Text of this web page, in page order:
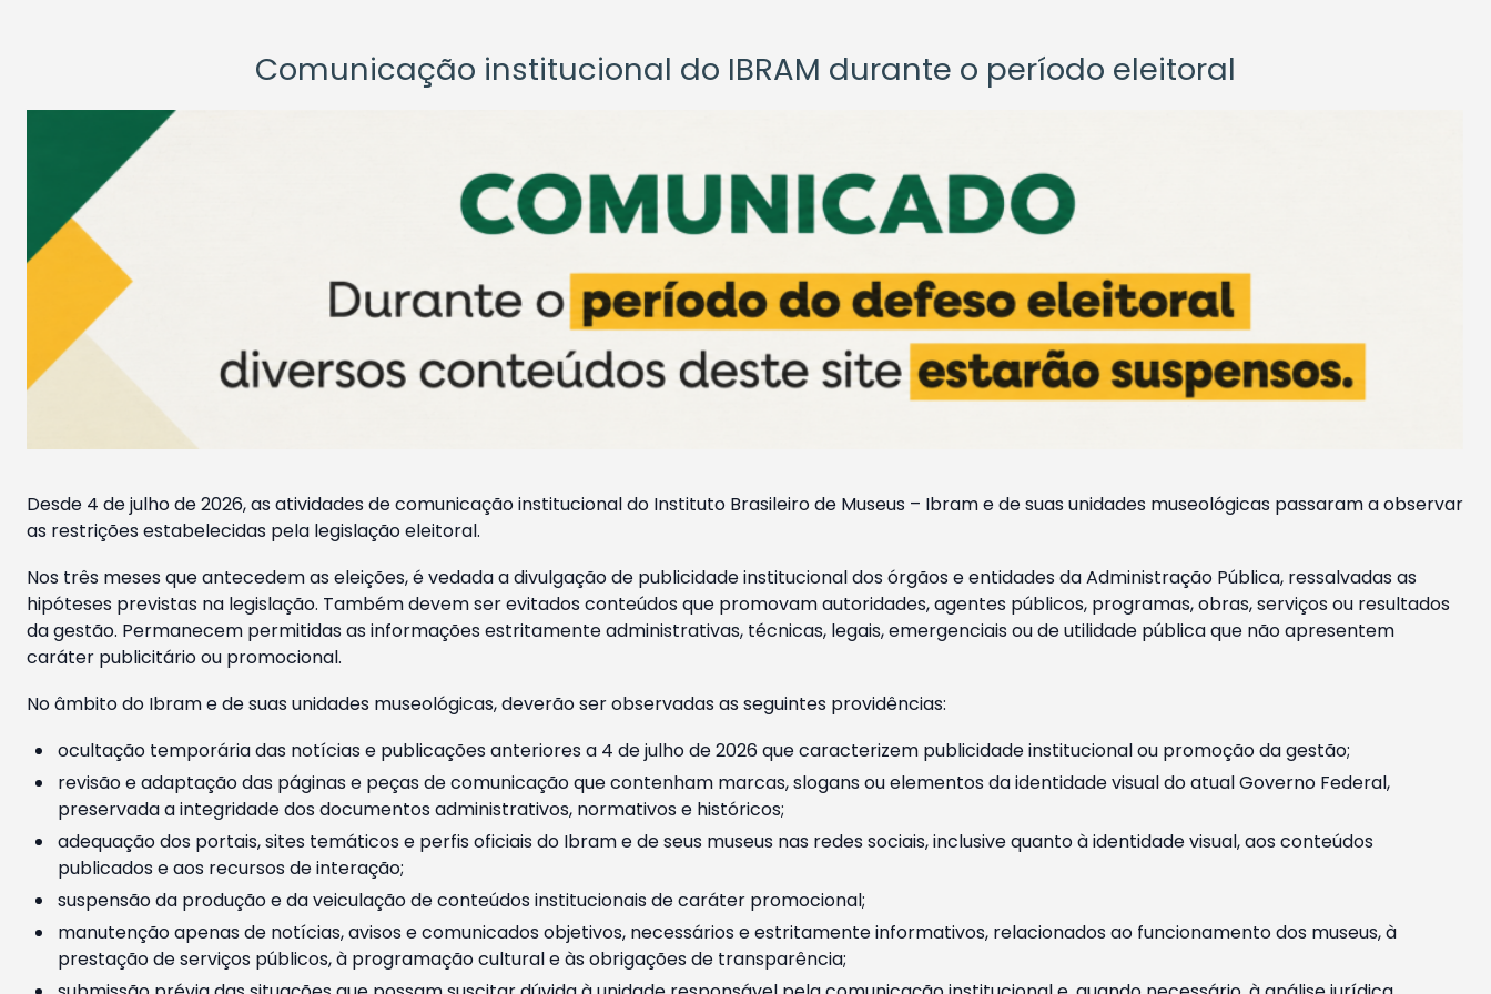
Comunicação institucional do IBRAM durante o período eleitoral
Desde 4 de julho de 2026, as atividades de comunicação institucional do Instituto Brasileiro de Museus – Ibram e de suas unidades museológicas passaram a observar
as restrições estabelecidas pela legislação eleitoral.
Nos três meses que antecedem as eleições, é vedada a divulgação de publicidade institucional dos órgãos e entidades da Administração Pública, ressalvadas as
hipóteses previstas na legislação. Também devem ser evitados conteúdos que promovam autoridades, agentes públicos, programas, obras, serviços ou resultados
da gestão. Permanecem permitidas as informações estritamente administrativas, técnicas, legais, emergenciais ou de utilidade pública que não apresentem
caráter publicitário ou promocional.
No âmbito do Ibram e de suas unidades museológicas, deverão ser observadas as seguintes providências:
ocultação temporária das notícias e publicações anteriores a 4 de julho de 2026 que caracterizem publicidade institucional ou promoção da gestão;
revisão e adaptação das páginas e peças de comunicação que contenham marcas, slogans ou elementos da identidade visual do atual Governo Federal,
preservada a integridade dos documentos administrativos, normativos e históricos;
adequação dos portais, sites temáticos e perfis oficiais do Ibram e de seus museus nas redes sociais, inclusive quanto à identidade visual, aos conteúdos
publicados e aos recursos de interação;
suspensão da produção e da veiculação de conteúdos institucionais de caráter promocional;
manutenção apenas de notícias, avisos e comunicados objetivos, necessários e estritamente informativos, relacionados ao funcionamento dos museus, à
prestação de serviços públicos, à programação cultural e às obrigações de transparência;